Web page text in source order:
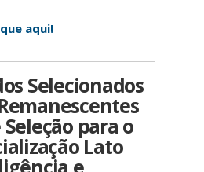
aqui!
Selecionados
para o
Lato
e